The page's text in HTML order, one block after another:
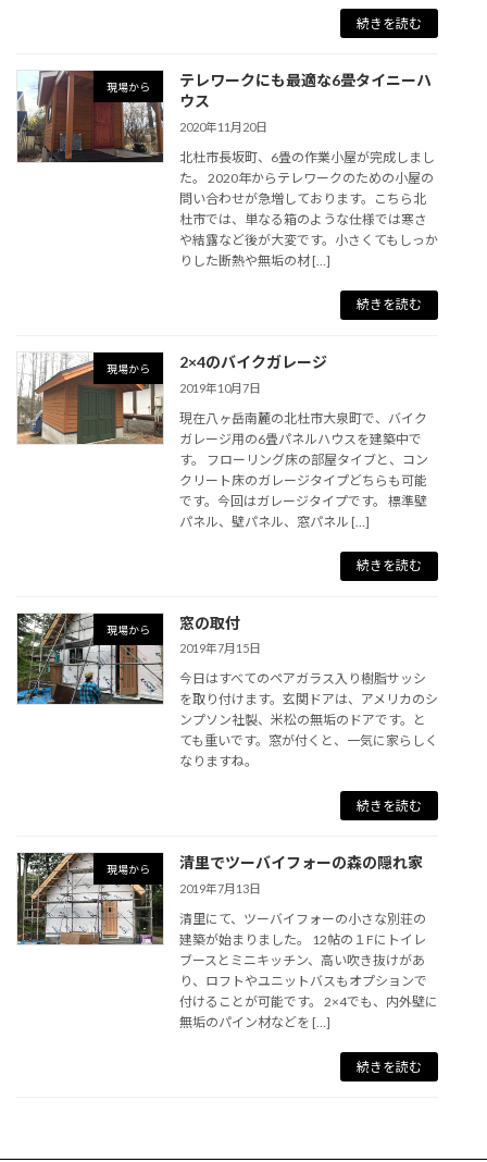
続きを読む
現場から
テレワークにも最適な6畳タイニーハ
ウス
2020年11月20日
北杜市長坂町、6畳の作業小屋が完成しまし
た。 2020年からテレワークのための小屋の
問い合わせが急増しております。こちら北
杜市では、単なる箱のような仕様では寒さ
や結露など後が大変です。小さくてもしっか
りした断熱や無垢の材 […]
続きを読む
現場から 2×4のバイクガレージ
2019年10月7日
現在八ヶ岳南麓の北杜市大泉町で、バイク
ガレージ用の6畳パネルハウスを建築中で
す。 フローリング床の部屋タイブと、コン
クリート床のガレージタイプどちらも可能
です。今回はガレージタイプです。 標準壁
パネル、壁パネル、窓パネル […]
続きを読む
現場から 窓の取付
2019年7月15日
今日はすべてのペアガラス入り樹脂サッシ
を取り付けます。玄関ドアは、アメリカのシ
ンプソン社製、米松の無垢のドアです。と
ても重いです。窓が付くと、一気に家らしく
なりますね。
続きを読む
現場から 清里でツーバイフォーの森の隠れ家
2019年7月13日
清里にて、ツーバイフォーの小さな別荘の
建築が始まりました。 12帖の１Fにトイレ
ブースとミニキッチン、高い吹き抜けがあ
り、ロフトやユニットバスもオプションで
付けることが可能です。 2×4でも、内外壁に
無垢のパイン材などを […]
続きを読む